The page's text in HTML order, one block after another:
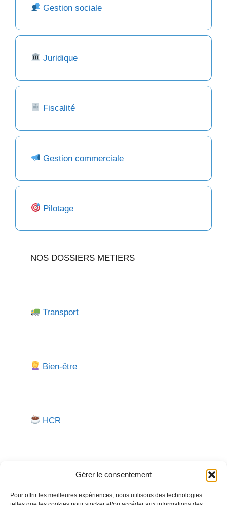
Gérer le consentement
Pour offrir les meilleures expériences, nous utilisons des technologies
Gestion sociale
Juridique
Fiscalité
Gestion commerciale
Pilotage
NOS DOSSIERS METIERS
Transport
Bien-être
HCR